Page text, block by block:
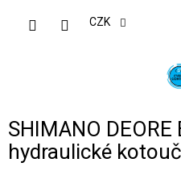
CZK
SHIMANO
hydraulické